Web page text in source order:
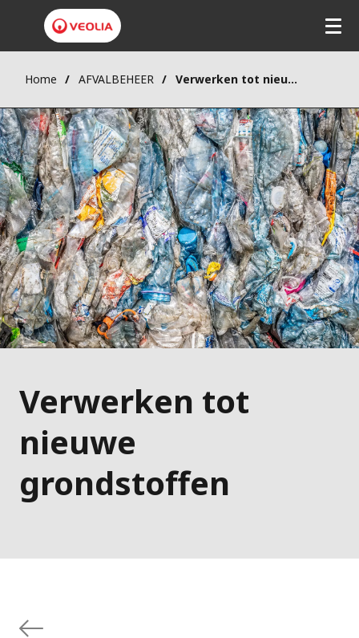
Home AFVALBEHEER Verwerken tot nieuwe grondstoffen
Verwerken tot
nieuwe
grondstoffen